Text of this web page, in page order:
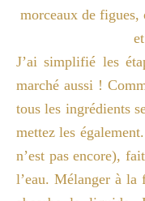
morceaux de
J’ai simplifié les
marché aussi !
tous les ingrédients
mettez les
n’est pas encore),
l’eau. Mélanger à la